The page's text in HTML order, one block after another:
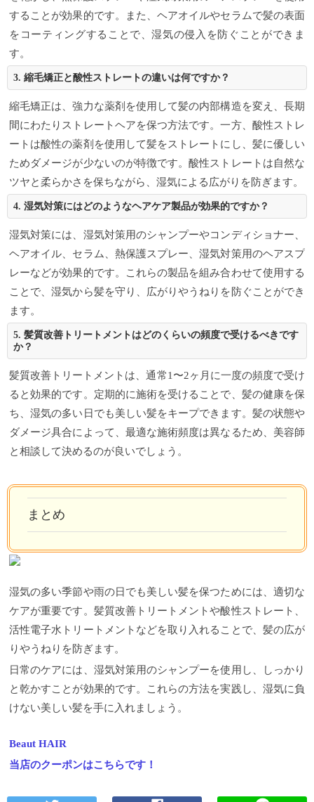
することが効果的です。また、ヘアオイルやセラムで髪の表面
をコーティングすることで、湿気の侵入を防ぐことができま
す。
3. 縮毛矯正と酸性ストレートの違いは何ですか？
縮毛矯正は、強力な薬剤を使用して髪の内部構造を変え、長期
間にわたりストレートヘアを保つ方法です。一方、酸性ストレ
ートは酸性の薬剤を使用して髪をストレートにし、髪に優しい
ためダメージが少ないのが特徴です。酸性ストレートは自然な
ツヤと柔らかさを保ちながら、湿気による広がりを防ぎます。
4. 湿気対策にはどのようなヘアケア製品が効果的ですか？
湿気対策には、湿気対策用のシャンプーやコンディショナー、
ヘアオイル、セラム、熱保護スプレー、湿気対策用のヘアスプ
レーなどが効果的です。これらの製品を組み合わせて使用する
ことで、湿気から髪を守り、広がりやうねりを防ぐことができ
ます。
5. 髪質改善トリートメントはどのくらいの頻度で受けるべきです
か？
髪質改善トリートメントは、通常1〜2ヶ月に一度の頻度で受け
ると効果的です。定期的に施術を受けることで、髪の健康を保
ち、湿気の多い日でも美しい髪をキープできます。髪の状態や
ダメージ具合によって、最適な施術頻度は異なるため、美容師
と相談して決めるのが良いでしょう。
まとめ
湿気の多い季節や雨の日でも美しい髪を保つためには、適切な
ケアが重要です。髪質改善トリートメントや酸性ストレート、
活性電子水トリートメントなどを取り入れることで、髪の広が
りやうねりを防ぎます。
日常のケアには、湿気対策用のシャンプーを使用し、しっかり
と乾かすことが効果的です。これらの方法を実践し、湿気に負
けない美しい髪を手に入れましょう。
Beaut HAIR
当店のクーポンはこちらです！